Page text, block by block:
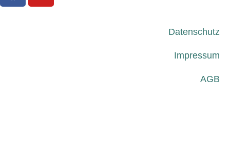
Datenschutz
Impressum
AGB